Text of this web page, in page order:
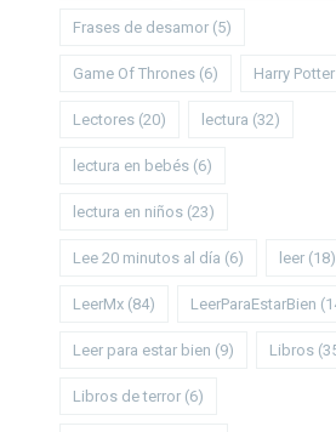
Frases de desamor (5)
Game Of Thrones (6) Harry Potter
Lectores (20) lectura (32)
lectura en bebés (6)
lectura en niños (23)
Lee 20 minutos al día (6) leer (18)
LeerMx (84) LeerParaEstarBien
Leer para estar bien (9) Libros
Libros de terror (6)